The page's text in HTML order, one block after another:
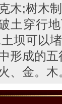
木;树木
土穿行
坝可以
形成的
、金。